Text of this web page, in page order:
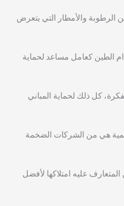
الرطوبة والأمطار التي يتعرض
الطين كعامل مساعد لحماية
كل ذلك لحماية المباني
هي من الشركات الضخمة
عليه امتلاكها لأفضل